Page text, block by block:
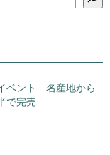
ベント 名産地から
で完売